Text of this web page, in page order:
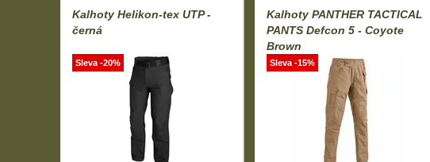
Kalhoty Helikon-tex UTP -
černá
Sleva -20%
Kalhoty PANTHER TACTICAL
PANTS Defcon 5 - Coyote
Brown
Sleva -15%